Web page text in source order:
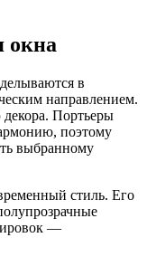
окна
в
направлением.
декора. Портьеры
поэтому
выбранному
стиль. Его
—